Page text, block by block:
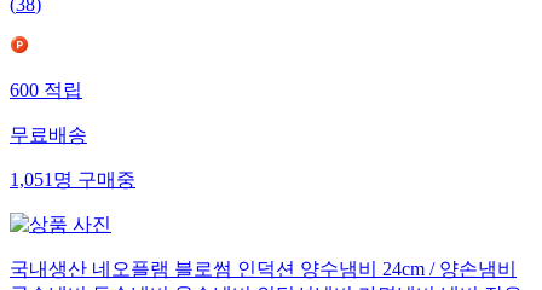
(38)
600적립
무료배송
1,051명구매중
국내생산 네오플램 블로썸 인덕션 양수냄비 24cm / 양손냄비